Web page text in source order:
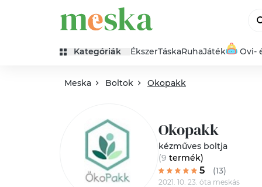
Kategóriák ÉkszerTáskaRuhaJáték Ovi-
Meska Boltok Okopakk
Okopakk
kézműves boltja
(9 termék)
5 (13)
2021. 10. 23. óta meskás